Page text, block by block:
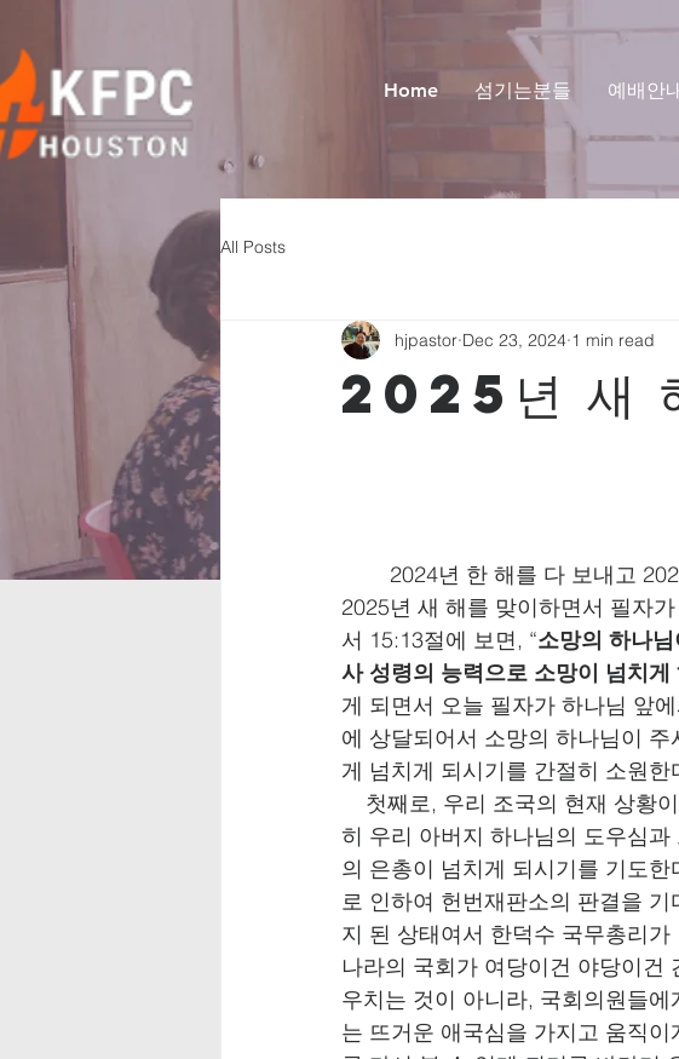
Home 섬기는분들 예배안
All Posts
2025년 새
hjpastor Dec 23, 2024 1 min read
코리아 월
남부개혁
2024년 한 해를 다 보내고
2025년 새 해를 맞이하면서 필자
서 15:13절에 보면, “소망의 하나님
사 성령의 능력으로 소망이 넘치
게 되면서 오늘 필자가 하나님 앞
에 상달되어서 소망의 하나님이
게 넘치게 되시기를 간절히 소원한
첫째로, 우리 조국의 현재 상황이
히 우리 아버지 하나님의 도우심
의 은총이 넘치게 되시기를 기도
로 인하여 헌번재판소의 판결을
지 된 상태여서 한덕수 국무총리가
나라의 국회가 여당이건 야당이건
우치는 것이 아니라, 국회의원들에
는 뜨거운 애국심을 가지고 움직